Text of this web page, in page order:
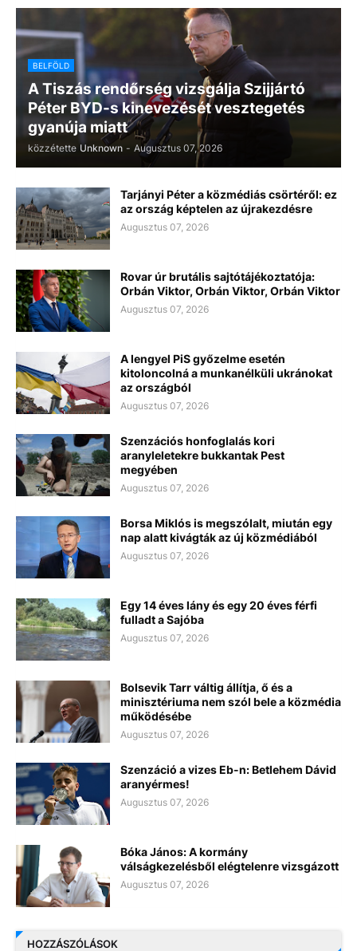
BELFÖLD
A Tiszás rendőrség vizsgálja Szijjártó
Péter BYD-s kinevezését vesztegetés
gyanúja miatt
közzétette Unknown - Augusztus 07, 2026
Tarjányi Péter a közmédiás csörtéről: ez
az ország képtelen az újrakezdésre
Augusztus 07, 2026
Rovar úr brutális sajtótájékoztatója:
Orbán Viktor, Orbán Viktor, Orbán Viktor
Augusztus 07, 2026
A lengyel PiS győzelme esetén
kitoloncolná a munkanélküli ukránokat
az országból
Augusztus 07, 2026
Szenzációs honfoglalás kori
aranyleletekre bukkantak Pest
megyében
Augusztus 07, 2026
Borsa Miklós is megszólalt, miután egy
nap alatt kivágták az új közmédiából
Augusztus 07, 2026
Egy 14 éves lány és egy 20 éves férfi
fulladt a Sajóba
Augusztus 07, 2026
Bolsevik Tarr váltig állítja, ő és a
minisztériuma nem szól bele a közmédia
működésébe
Augusztus 07, 2026
Szenzáció a vizes Eb-n: Betlehem Dávid
aranyérmes!
Augusztus 07, 2026
Bóka János: A kormány
válságkezelésből elégtelenre vizsgázott
Augusztus 07, 2026
HOZZÁSZÓLÁSOK